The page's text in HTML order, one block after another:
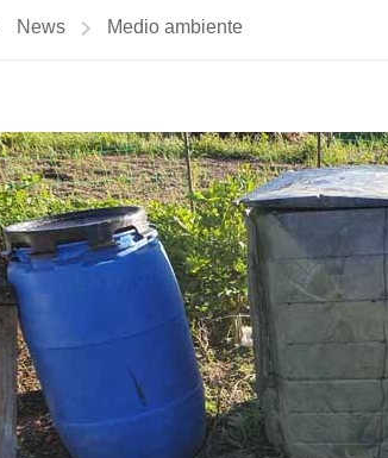
News Medio ambiente